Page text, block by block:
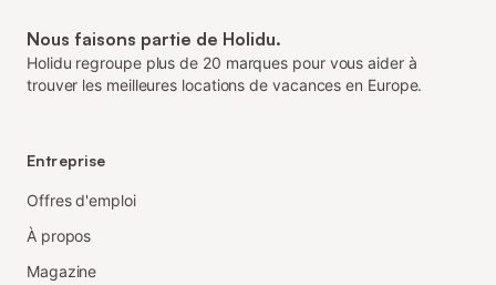
Nous faisons partie de Holidu.
Holidu regroupe plus de 20 marques pour vous aider à
trouver les meilleures locations de vacances en Europe.
Entreprise
Offres d'emploi
À propos
Magazine